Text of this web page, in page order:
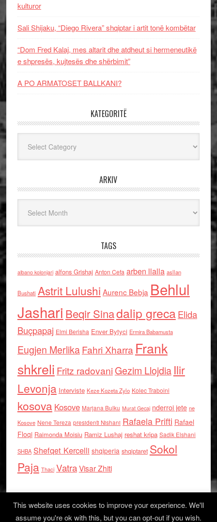
kulturor
Sali Shijaku, “Diego Rivera” shqiptar i artit tonë kombëtar
“Dom Fred Kalaj, mes altarit dhe atdheut si hermeneutikë
e shpresës, kujtesës dhe shërbimit”
A PO ARMATOSET BALLKANI?
KATEGORITË
ARKIV
TAGS
albano kolonjari alfons Grishaj Anton Cefa arben llalla asllan
Bushati Astrit Lulushi Aurenc Bebja Behlul
Jashari Beqir Sinadalip grecaElida
Buçpapaj Elmi Berisha Enver Bytyci Ermira Babamusta
Eugjen MerlikaFahri Xharra Frank
shkreli Fritz radovaniGezim Llojdia Ilir
Levonja Interviste Keze Kozeta Zylo Kolec Traboini
kosova Kosove Marjana Bulku Murat Gecaj nderroi jete ne
Kosove Nene Tereza presidenti Nishani Rafaela Prifti Rafael
Floqi Raimonda Moisiu Ramiz Lushaj reshat kripa Sadik Elshani
SHBA Shefqet Kercelli shqiperia shqiptaret Sokol
Paja Thaci VatraVisar Zhiti
This website uses cookies to improve your experience. We'll
assume you're ok with this, but you can opt-out if you wish.